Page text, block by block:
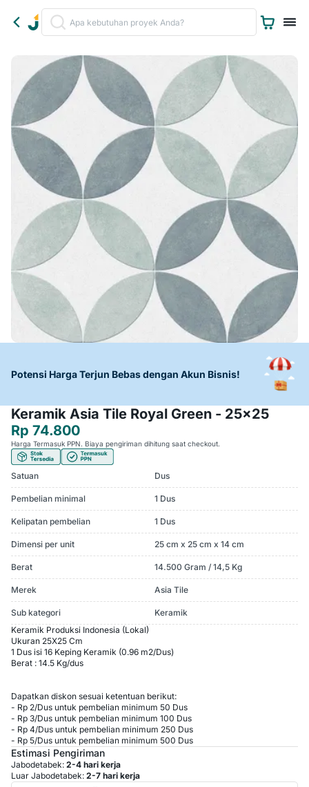
Potensi Harga Terjun Bebas dengan Akun Bisnis!
Keramik Asia Tile Royal Green - 25x25
Rp 74.800
Harga Termasuk PPN. Biaya pengiriman dihitung saat checkout.
Satuan Dus
Pembelian minimal 1 Dus
Kelipatan pembelian 1 Dus
Dimensi per unit 25 cm x 25 cm x 14 cm
Berat 14.500 Gram / 14,5 Kg
Merek Asia Tile
Sub kategori
Keramik
Keramik Produksi Indonesia (Lokal)
Ukuran 25X25 Cm
1 Dus isi 16 Keping Keramik (0.96 m2/Dus)
Berat : 14.5 Kg/dus
Dapatkan diskon sesuai ketentuan berikut:
- Rp 2/Dus untuk pembelian minimum 50 Dus
- Rp 3/Dus untuk pembelian minimum 100 Dus
- Rp 4/Dus untuk pembelian minimum 250 Dus
- Rp 5/Dus untuk pembelian minimum 500 Dus
Estimasi Pengiriman
Jabodetabek: 2-4 hari kerja
Luar Jabodetabek: 2-7 hari kerja